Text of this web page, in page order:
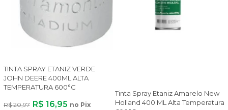
TINTA SPRAY ETANIZ VERDE
JOHN DEERE 400ML ALTA
TEMPERATURA 600°C
R$ 20,97 R$ 16,95 no Pix
Tinta Spray Etaniz Amarelo New
Holland 400 ML Alta Temperatura